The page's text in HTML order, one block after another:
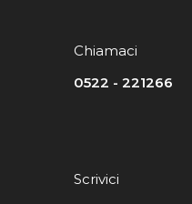
Chiamaci
0522 - 221266
Scrivici